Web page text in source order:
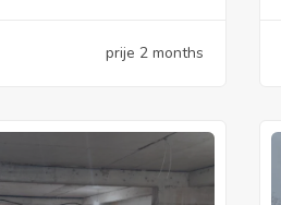
prije 2 months